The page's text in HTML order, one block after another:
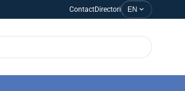
ContactDirectori EN expand_more